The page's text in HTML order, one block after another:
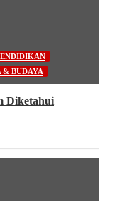
& BUDAYA
Diketahui